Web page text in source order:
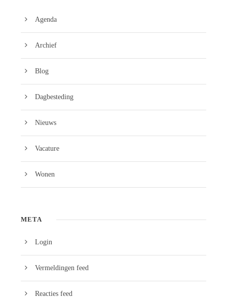
Agenda
Archief
Blog
Dagbesteding
Nieuws
Vacature
Wonen
META
Login
Vermeldingen feed
Reacties feed